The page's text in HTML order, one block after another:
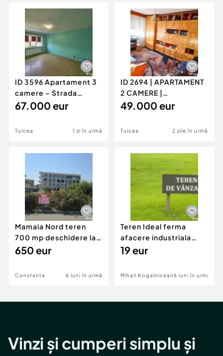
Animale de companie
Afaceri și echipamente profesionale
Inchiriere Bunuri si Vehicule
Utilaje agricole si industriale
Piese auto si accesorii
Dacia Duster
ID 3596 Apartament 3
camere – Strada
Sabinelor
67.000 eur
Tulcea 1 zi în urmă
ID 2694 | APARTAMENT
2 CAMERE |
DECOMANDAT |
49.000 eur
Tulcea 2 zile în urmă
Mamaia Nord teren
700 mp deschidere la
D24 si D25
650 eur
Constanta 6 luni în urmă
Teren Ideal ferma
afacere industriala
deschidere 71 ml la
19 eur
Mihail Kogalniceanu6 luni în urmă
Vinzi și cumperi simplu și